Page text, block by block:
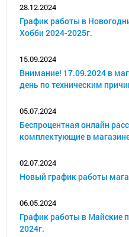
28.12.2024
График работы в
Хобби 2024-2025г.
15.09.2024
Внимание! 17.09.2024 в
день по техническим
05.07.2024
Беспроцентная онлайн
комплектующие в
02.07.2024
Новый график работы
06.05.2024
График работы в Майские
2024г.